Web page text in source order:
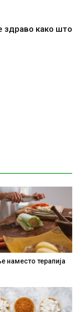
здраво како што
наместо терапија